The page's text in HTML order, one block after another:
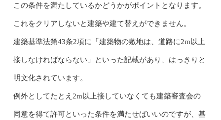
この条件を満たしているかどうかがポイントとなります。
これをクリアしないと建築や建て替えができません。
建築基準法第43条2項に「建築物の敷地は、道路に2m以上
接しなければならない」といった記載があり、はっきりと
明文化されています。
例外としてたとえ2m以上接していなくても建築審査会の
同意を得て許可といった条件を満たせばいいのですが、基